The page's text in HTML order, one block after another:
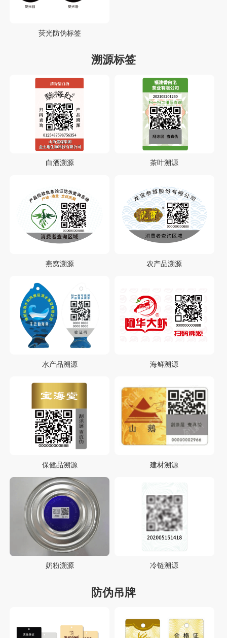
荧光防伪标签
溯源标签
白酒溯源 茶叶溯源
燕窝溯源 农产品溯源
水产品溯源 海鲜溯源
保健品溯源 建材溯源
奶粉溯源 冷链溯源
防伪吊牌